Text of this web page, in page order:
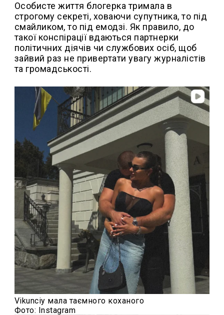
Особисте життя блогерка тримала в
строгому секреті, ховаючи супутника, то під
смайликом, то під емодзі. Як правило, до
такої конспірації вдаються партнерки
політичних діячів чи службових осіб, щоб
зайвий раз не привертати увагу журналістів
та громадськості.
Vikunciy мала таємного коханого
Фото: Instagram